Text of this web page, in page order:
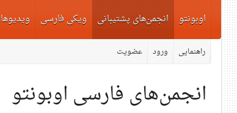
اوبونتو انجمن‌های پشتیبانی
راهنمایی ورود عضویت
ویکی فارسی ویدیوها
انجمن‌های فارسی اوبونتو